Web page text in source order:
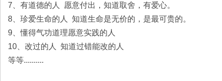
7、有道德的人 愿意付出，知道取舍，有爱心。
8、珍爱生命的人 知道生命是无价的，是最可贵的。
9、懂得气功道理愿意实践的人
10、改过的人 知道过错能改的人
等等..........